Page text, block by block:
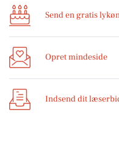
Send en gratis
Opret mindeside
Indsend dit